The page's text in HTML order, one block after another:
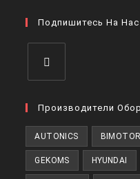
Подпишитесь На Нас
Производители
AUTONICS BIMOTOR
GEKOMS HYUNDAI